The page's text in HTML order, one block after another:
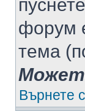
форум
тема
Върнете